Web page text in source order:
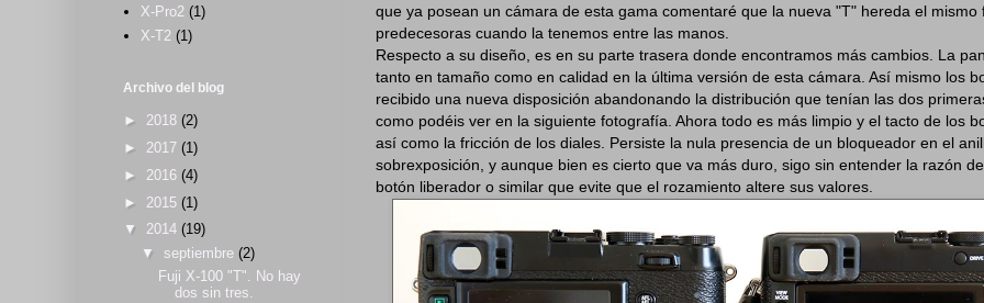
que ya posean un cámara de esta gama comentaré que la nueva "T" hereda el mismo
predecesoras cuando la tenemos entre las manos.
Respecto a su diseño, es en su parte trasera donde encontramos más cambios. La
tanto en tamaño como en calidad en la última versión de esta cámara. Así mismo los
recibido una nueva disposición abandonando la distribución que tenían las dos
como podéis ver en la siguiente fotografía. Ahora todo es más limpio y el tacto de los
así como la fricción de los diales. Persiste la nula presencia de un bloqueador en el
sobrexposición, y aunque bien es cierto que va más duro, sigo sin entender la razón
botón liberador o similar que evite que el rozamiento altere sus valores.
X-Pro2 (1)
X-T2 (1)
Archivo del blog
► 2018 (2)
► 2017 (1)
► 2016 (4)
► 2015 (1)
▼ 2014 (19)
▼ septiembre (2)
Fuji X-100 "T". No hay
dos sin tres.